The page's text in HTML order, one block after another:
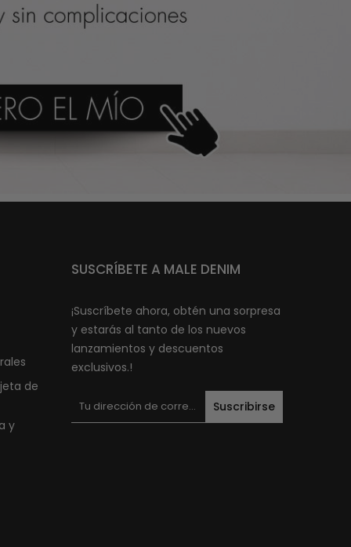
de
y
SUSCRÍBETE A MALE DENIM
¡Suscríbete ahora, obtén una sorpresa
y estarás al tanto de los nuevos
lanzamientos y descuentos
exclusivos.!
Suscribirse